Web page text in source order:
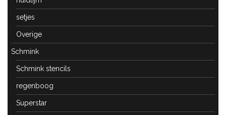
setjes
Overige
Schmink
Schmink stencils
regenboog
Superstar